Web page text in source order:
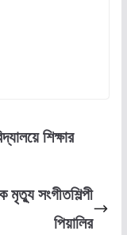
শিক্ষার
মৃত্যু সংগীতশিল্পী
পিয়ালির